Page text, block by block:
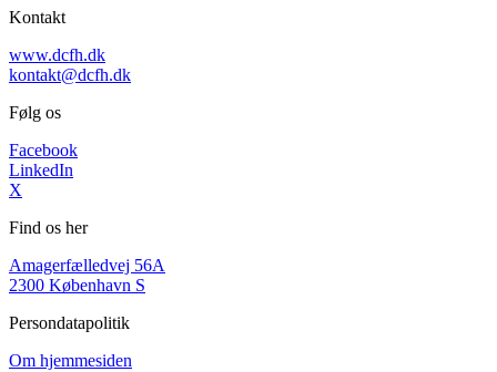
Kontakt
www.dcfh.dk
kontakt@dcfh.dk
Følg os
Facebook
LinkedIn
X
Find os her
Amagerfælledvej 56A
2300 København S
Persondatapolitik
Om hjemmesiden